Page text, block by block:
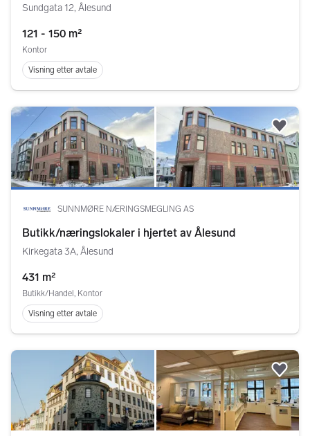
Sundgata 12, Ålesund
121 - 150 m²
Kontor
Visning etter avtale
SUNNMØRE NÆRINGSMEGLING AS
Butikk/næringslokaler i hjertet av Ålesund
Kirkegata 3A, Ålesund
431 m²
Butikk/Handel, Kontor
Visning etter avtale